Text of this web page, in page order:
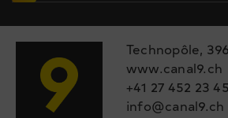
Technopôle,
www.canal9.ch
+41 27 452 23 45
info@canal9.ch